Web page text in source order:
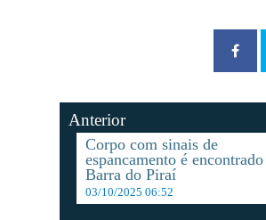
Anterior
Corpo com sinais de
espancamento é
Barra do Piraí
03/10/2025 06:52